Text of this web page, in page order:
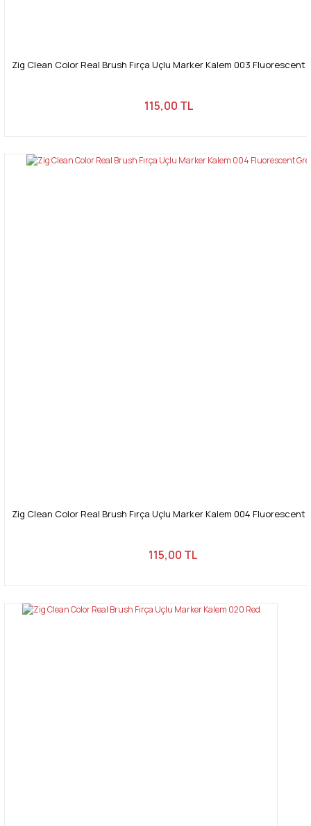
Zig Clean Color Real Brush Fırça Uçlu Marker Kalem 003 Fluorescent
115,00 TL
Zig Clean Color Real Brush Fırça Uçlu Marker Kalem 004 Fluorescent
115,00 TL